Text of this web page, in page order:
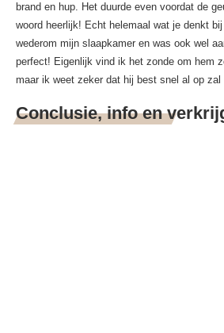
brand en hup. Het duurde even voordat de
woord heerlijk! Echt helemaal wat je denkt
wederom mijn slaapkamer en was ook wel
perfect! Eigenlijk vind ik het zonde om hem
maar ik weet zeker dat hij best snel al op zal
Conclusie, info en